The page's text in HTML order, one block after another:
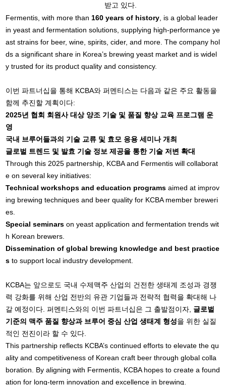
받고 있다.
Fermentis, with more than 160 years of history , is a global leader
in yeast and fermentation solutions, supplying high-performance ye
ast strains for beer, wine, spirits, cider, and more. The company hol
ds a significant share in Korea’s brewing yeast market and is widel
y trusted for its product quality and consistency.
이번 파트너십을 통해 KCBA와 퍼멘티스는 다음과 같은 주요 활동을
함께 추진할 계획이다:
2025년 협회 회원사 대상 양조 기술 및 품질 향상 교육 프로그램 운
영
국내 브루어들과의 기술 교류 및 효모 응용 세미나 개최
글로벌 트렌드 및 발효 기술 정보 제공을 통한 기술 저변 확대
Through this 2025 partnership, KCBA and Fermentis will collaborat
e on several key initiatives:
Technical workshops and education programs aimed at improv
ing brewing techniques and beer quality for KCBA member breweri
es.
Special seminars on yeast application and fermentation trends wit
h Korean brewers.
Dissemination of global brewing knowledge and best practice
s to support local industry development.
KCBA는 앞으로도 국내 수제맥주 산업의 건전한 생태계 조성과 경쟁
력 강화를 위해 산업 전반의 유관 기업들과 전략적 협력을 확대해 나
갈 예정이다. 퍼멘티스와의 이번 파트너십은 그 출발점이자, 글로벌
기준의 맥주 품질 향상과 브루어 중심 산업 생태계 형성을 위한 실질
적인 전진이라 할 수 있다.
This partnership reflects KCBA’s continued efforts to elevate the qu
ality and competitiveness of Korean craft beer through global colla
boration. By aligning with Fermentis, KCBA hopes to create a found
ation for long-term innovation and excellence in brewing.